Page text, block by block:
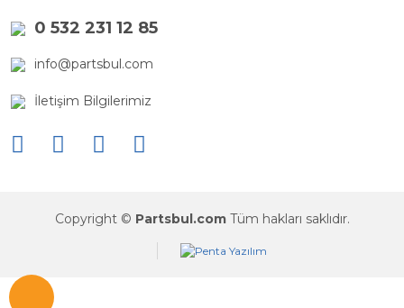
0 532 231 12 85
info@partsbul.com
İletişim Bilgilerimiz
Copyright © Partsbul.com Tüm hakları saklıdır.